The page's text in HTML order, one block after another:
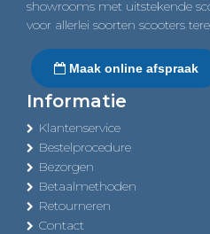
showrooms met uitstekende
voor allerlei soorten scooters
Maak online afspraak
Informatie
Klantenservice
Bestelprocedure
Bezorgen
Betaalmethoden
Retourneren
Contact